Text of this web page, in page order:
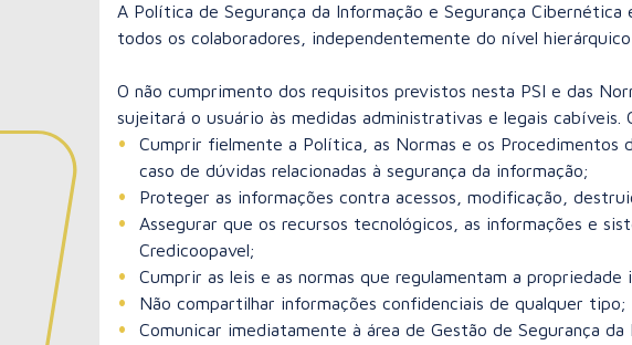
A Política de Segurança da Informação e Segurança
todos os colaboradores, independentemente do nível
O não cumprimento dos requisitos previstos nesta PSI e das
sujeitará o usuário às medidas administrativas e legais
Cumprir fielmente a Política, as Normas e os Procedimentos
caso de dúvidas relacionadas à segurança da informação;
Proteger as informações contra acessos, modificação,
Assegurar que os recursos tecnológicos, as informações e
Credicoopavel;
Cumprir as leis e as normas que regulamentam a propriedade
Não compartilhar informações confidenciais de qualquer tipo;
Comunicar imediatamente à área de Gestão de Segurança